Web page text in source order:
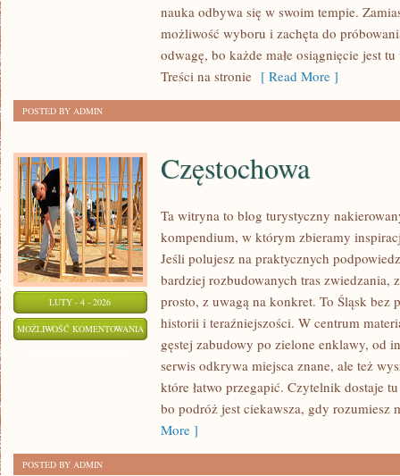
nauka odbywa się w swoim tempie.
możliwość wyboru i zachęta do
odwagę, bo każde małe osiągnięcie jest
Treści na stronie [ Read More ]
POSTED BY ADMIN
LUTY - 4 - 2026
MOŻLIWOŚĆ KOMENTOWANIA CZĘSTOCHOWA
Częstochowa
Ta witryna to blog turystyczny
kompendium, w którym zbieramy
Jeśli polujesz na praktycznych
bardziej rozbudowanych tras zwiedzania,
prosto, z uwagą na konkret. To Śląsk bez
historii i teraźniejszości. W centrum
gęstej zabudowy po zielone enklawy, od
serwis odkrywa miejsca znane, ale też
które łatwo przegapić. Czytelnik dostaje
bo podróż jest ciekawsza, gdy rozumiesz
More ]
POSTED BY ADMIN